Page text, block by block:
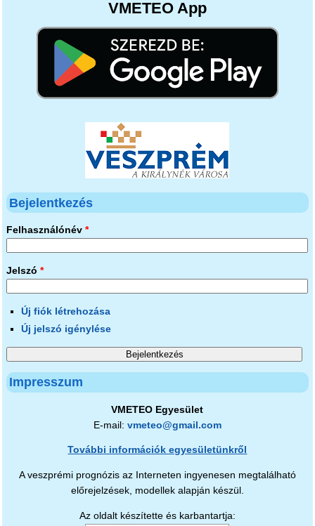
VMETEO App
Bejelentkezés
Felhasználónév *
Jelszó *
Új fiók létrehozása
Új jelszó igénylése
Impresszum
VMETEO Egyesület
E-mail: vmeteo@gmail.com
További információk egyesületünkről
A veszprémi prognózis az Interneten ingyenesen megtalálható
előrejelzések, modellek alapján készül.
Az oldalt készítette és karbantartja: